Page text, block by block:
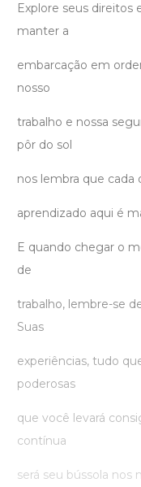
Explore seus direitos
manter a
embarcação em
nosso
trabalho e nossa
pôr do sol
nos lembra que cada
aprendizado aqui é
E quando chegar o
de
trabalho, lembre-se
Suas
experiências, tudo
poderosas
que você levará
contínua
será seu bússola nos